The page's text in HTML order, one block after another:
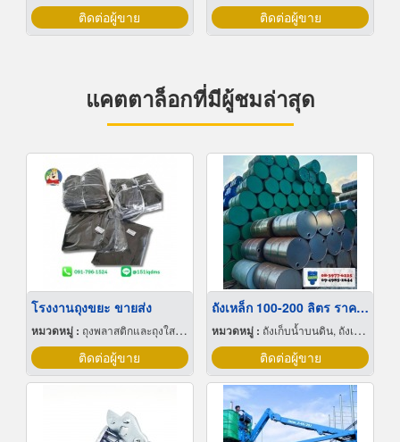
ติดต่อผู้ขาย ติดต่อผู้ขาย
แคตตาล็อกที่มีผู้ชมล่าสุด
โรงงานถุงขยะ ขายส่ง
หมวดหมู่ : ถุงพลาสติกและถุงใสโปร่ง
ติดต่อผู้ขาย
ถังเหล็ก 100-200 ลิตร ราคาถูก
หมวดหมู่ : ถังเก็บน้ำบนดิน, ถังเก็บน้ำ
ติดต่อผู้ขาย